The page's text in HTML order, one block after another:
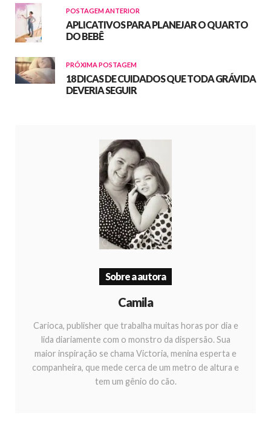
POSTAGEM ANTERIOR
APLICATIVOS PARA PLANEJAR O QUARTO
DO BEBÊ
PRÓXIMA POSTAGEM
18 DICAS DE CUIDADOS QUE TODA GRÁVIDA
DEVERIA SEGUIR
Sobre a autora
Camila
Carioca, publisher que trabalha muitas horas por dia e
lida diariamente com o monstro da dispersão. Sua
maior inspiração se chama Victoria, menina esperta e
companheira, que mede cerca de um metro de altura e
tem um gênio do cão.